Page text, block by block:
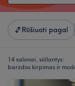
Rūšiuoti pagal
14 salonai, siūlantys:
barzdos kirpimas ir